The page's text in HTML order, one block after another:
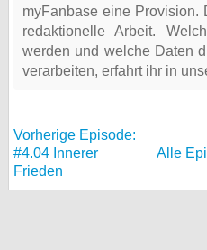
myFanbase eine Provision.
redaktionelle Arbeit.
werden und welche Daten
verarbeiten, erfahrt ihr in
Vorherige Episode:
#4.04 Innerer
Frieden
Alle